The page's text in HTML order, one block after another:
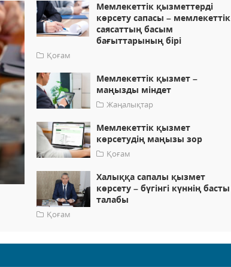
Мемлекеттік қызметтерді
көрсету сапасы – мемлекеттік
саясаттың басым
бағыттарының бірі
Қоғам
Мемлекеттік қызмет –
маңызды міндет
Жаңалықтар
Мемлекеттік қызмет
көрсетудің маңызы зор
Қоғам
Халыққа сапалы қызмет
көрсету – бүгінгі күннің басты
талабы
Қоғам